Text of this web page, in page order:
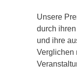
Unsere
durch
und ihre
Verglichen